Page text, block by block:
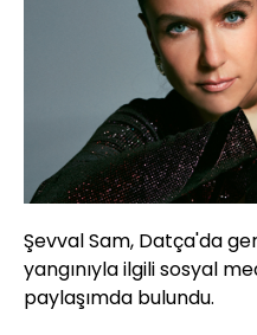
Şevval Sam, Datça'da
yangınıyla ilgili sosyal
paylaşımda bulundu.